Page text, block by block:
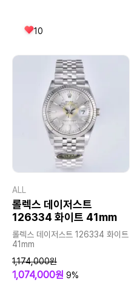
10
ALL
롤렉스 데이저스트
126334 화이트 41mm
롤렉스 데이저스트 126334 화이트
41mm
1,174,000원
1,074,000원 9%